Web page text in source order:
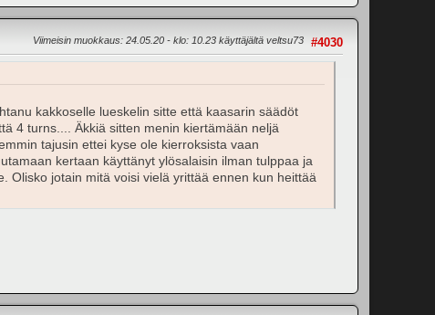
#4030
Viimeisin muokkaus: 24.05.20 - klo: 10.23 käyttäjältä veltsu73
kakkoselle lueskelin sitte että kaasarin säädöt
4 turns.... Äkkiä sitten menin kiertämään neljä
tajusin ettei kyse ole kierroksista vaan
kertaan käyttänyt ylösalaisin ilman tulppaa ja
Olisko jotain mitä voisi vielä yrittää ennen kun heittää